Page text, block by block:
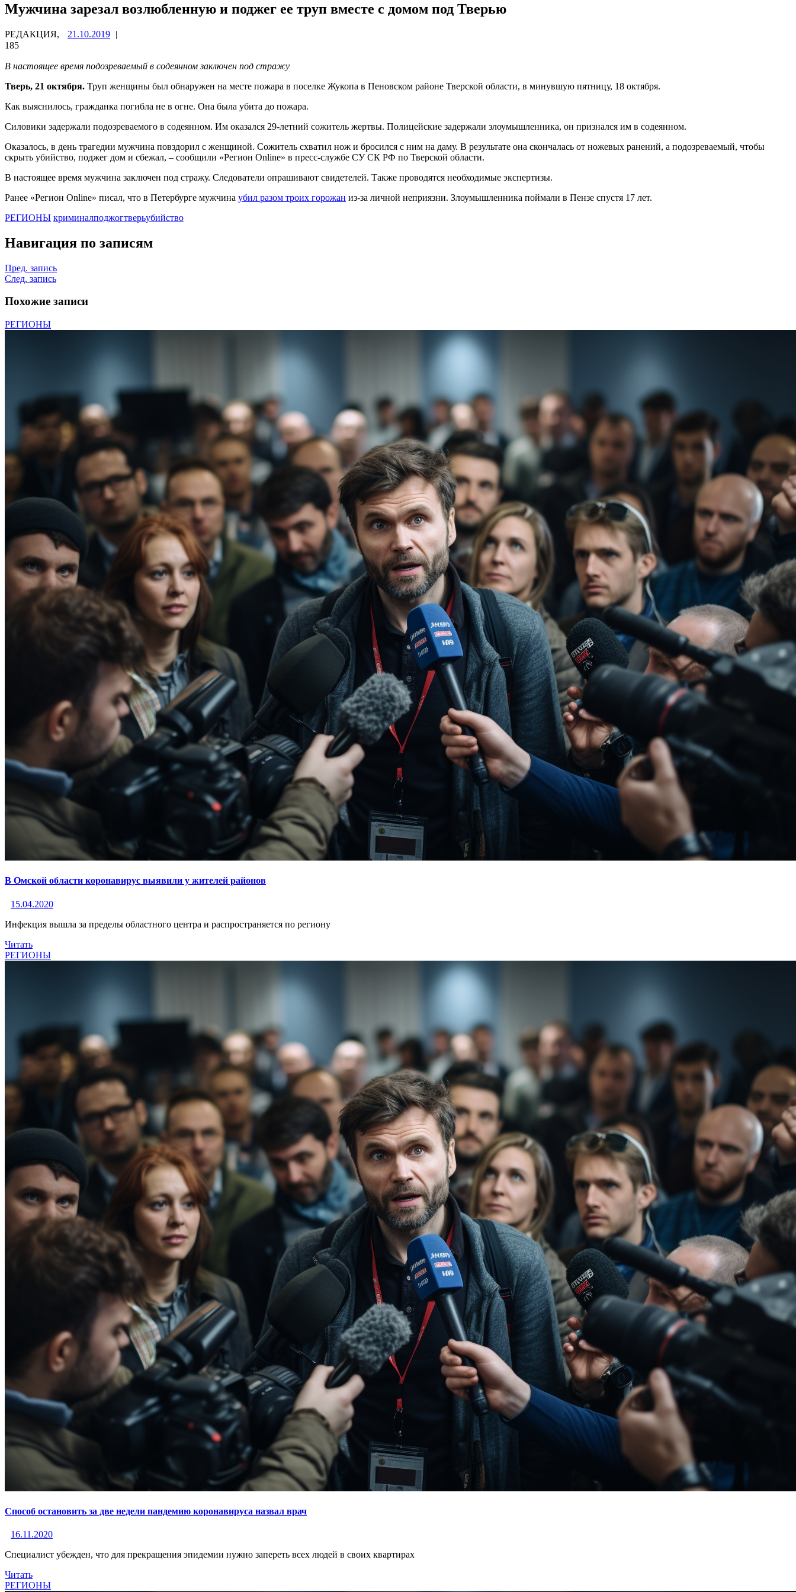
Мужчина зарезал возлюбленную и поджег ее труп вместе с домом под Тверью
РЕДАКЦИЯ, 21.10.2019 |
185
В настоящее время подозреваемый в содеянном заключен под стражу
Тверь, 21 октября. Труп женщины был обнаружен на месте пожара в поселке Жукопа в Пеновском районе Тверской области, в минувшую пятницу, 18 октября.
Как выяснилось, гражданка погибла не в огне. Она была убита до пожара.
Силовики задержали подозреваемого в содеянном. Им оказался 29-летний сожитель жертвы. Полицейские задержали злоумышленника, он признался им в содеянном.
Оказалось, в день трагедии мужчина повздорил с женщиной. Сожитель схватил нож и бросился с ним на даму. В результате она скончалась от ножевых ранений, а подозреваемый, чтобы
скрыть убийство, поджег дом и сбежал, – сообщили «Регион Online» в пресс-службе СУ СК РФ по Тверской области.
В настоящее время мужчина заключен под стражу. Следователи опрашивают свидетелей. Также проводятся необходимые экспертизы.
Ранее «Регион Online» писал, что в Петербурге мужчина убил разом троих горожан из-за личной неприязни. Злоумышленника поймали в Пензе спустя 17 лет.
РЕГИОНЫ криминалподжогтверьубийство
Навигация по записям
Пред. запись
След. запись
Похожие записи
РЕГИОНЫ
В Омской области коронавирус выявили у жителей районов
15.04.2020
Инфекция вышла за пределы областного центра и распространяется по региону
Читать
РЕГИОНЫ
Способ остановить за две недели пандемию коронавируса назвал врач
16.11.2020
Специалист убежден, что для прекращения эпидемии нужно запереть всех людей в своих квартирах
Читать
РЕГИОНЫ